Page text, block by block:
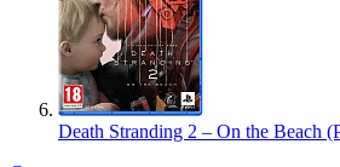
Death Stranding 2 – On the Beach